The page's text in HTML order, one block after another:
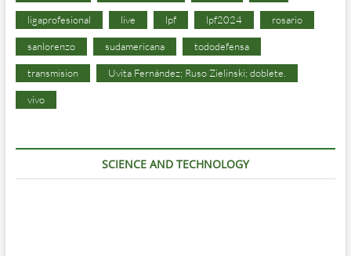
ligaprofesional live lpf lpf2024 rosario
sanlorenzo sudamericana tododefensa
transmision Uvita Fernández; Ruso Zielinski; doblete.
vivo
SCIENCE AND TECHNOLOGY